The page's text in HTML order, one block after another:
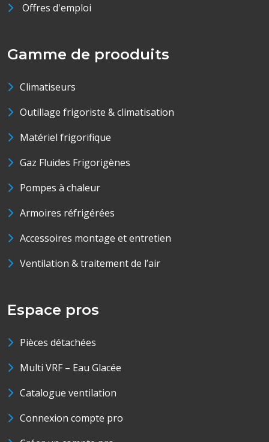
Offres d'emploi
Gamme de prooduits
Climatiseurs
Outillage frigoriste & climatisation
Matériel frigorifique
Gaz Fluides Frigorigènes
Pompes à chaleur
Armoires réfrigérées
Accessoires montage et entretien
Ventilation & traitement de l’air
Espace pros
Pièces détachées
Multi VRF – Eau Glacée
Catalogue ventilation
Connexion compte pro